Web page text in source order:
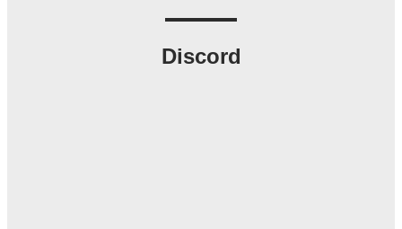
Discord